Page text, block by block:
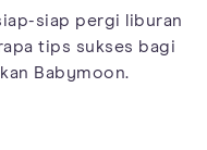
siap pergi liburan
tips sukses bagi
Babymoon.